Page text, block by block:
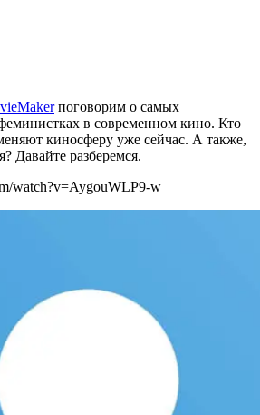
поговорим о самых
в современном кино. Кто
киносферу уже сейчас. А также,
Давайте разберемся.
watch?v=AygouWLP9-w